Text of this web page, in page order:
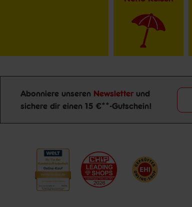
Newsletter Anmeldung
Abonniere unseren Newsletter und
sichere dir einen 15 €**-Gutschein!